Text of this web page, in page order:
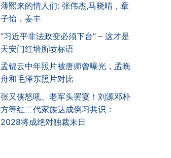
薄熙来的情人们: 张伟杰,马晓晴，章
子怡，姜丰
“习近平非法政变必须下台” – 这才是
天安门红墙所喷标语
孟锦云中年照片被唐师曾曝光，孟晚
舟和毛泽东照片对比
张又侠怒吼、老军头罢宴！刘源邓朴
方等红二代家族达成倒习共识：
2028将成绝对独裁末日